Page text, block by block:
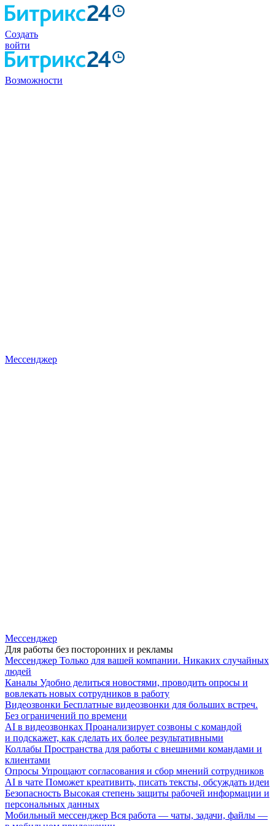
Создать
войти
Возможности
Мессенджер
Мессенджер
Для работы без посторонних и рекламы
Мессенджер Только для вашей компании. Никаких случайных
людей
Каналы Удобно делиться новостями, проводить опросы и
вовлекать новых сотрудников в работу
Видеозвонки Бесплатные видеозвонки для больших встреч.
Без ограничений по времени
AI в видеозвонках Проанализирует созвоны с командой
и подскажет, как сделать их более результативными
Коллабы Пространства для работы с внешними командами и
клиентами
Опросы Упрощают согласования и сбор мнений сотрудников
AI в чате Поможет креативить, писать тексты, обсуждать идеи
Безопасность Высокая степень защиты рабочей информации и
персональных данных
Мобильный мессенджер Вся работа — чаты, задачи, файлы —